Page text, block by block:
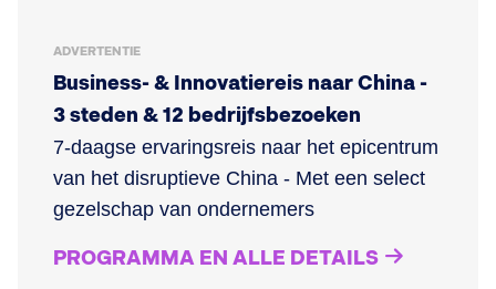
ADVERTENTIE
Business- & Innovatiereis naar China -
3 steden & 12 bedrijfsbezoeken
7-daagse ervaringsreis naar het epicentrum
van het disruptieve China - Met een select
gezelschap van ondernemers
PROGRAMMA EN ALLE DETAILS